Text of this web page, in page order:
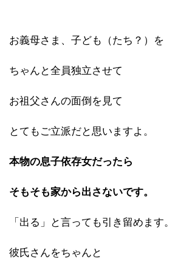
お義母さま、子ども（たち？）を
ちゃんと全員独立させて
お祖父さんの面倒を見て
とてもご立派だと思いますよ。
本物の息子依存女だったら
そもそも家から出さないです。
「出る」と言っても引き留めます。
彼氏さんをちゃんと